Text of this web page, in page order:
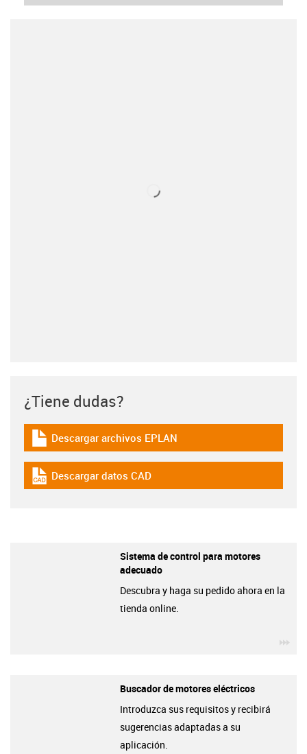
¿Tiene dudas?
igus-icon-download-plan
Descargar archivos EPLAN
igus-icon-cad-dateien
Descargar datos CAD
Sistema de control para motores
adecuado
Descubra y haga su pedido ahora en la
tienda online.
Buscador de motores eléctricos
Introduzca sus requisitos y recibirá
sugerencias adaptadas a su
aplicación.